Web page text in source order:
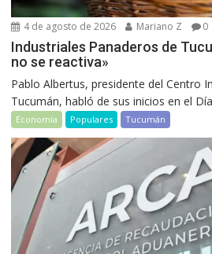
4 de agosto de 2026 Mariano Z 0
Industriales Panaderos de
no se reactiva»
Pablo Albertus, presidente del Centro
Tucumán, habló de sus inicios en el
Economía Populares Tucumán